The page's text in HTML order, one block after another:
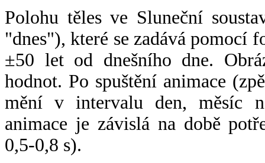
Polohu těles ve Sluneční
"dnes"), které se zadává pomocí
±50 let od dnešního dne.
hodnot. Po spuštění animace
mění v intervalu den, měsíc
animace je závislá na době
0,5-0,8 s).